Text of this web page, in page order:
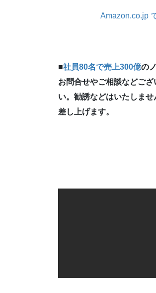
Amazon.co.jp
■社員80名で売上300億の
お問合せやご相談などござ
い。勧誘などはいたしま
差し上げます。